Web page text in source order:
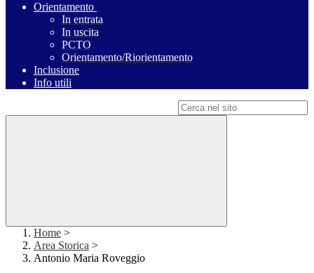
Orientamento
In entrata
In uscita
PCTO
Orientamento/Riorientamento
Inclusione
Info utili
Home >
Area Storica >
Antonio Maria Roveggio